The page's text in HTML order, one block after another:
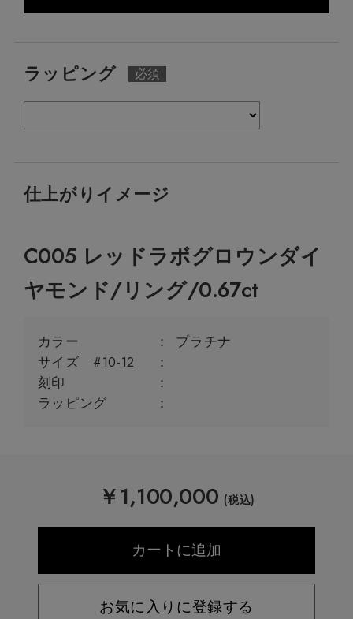
ラッピング
仕上がりイメージ
C005 レッドラボグロウンダイ
ヤモンド/リング/0.67ct
カラー
プラチナ
サイズ #10-12
刻印
ラッピング
￥1,100,000 (税込)
お気に入りに登録する